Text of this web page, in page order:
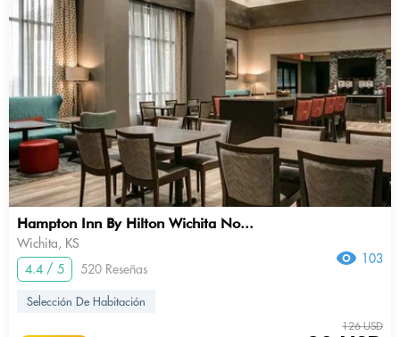
Hampton Inn By Hilton Wichita No...
Wichita, KS
4.4 / 5
520 Reseñas
103
Selección De Habitación
126 USD